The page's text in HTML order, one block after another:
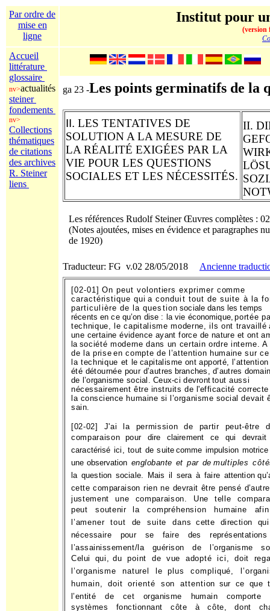
Par ordre de
mise en
ligne
Institut pour
(version
Accueil
littérature
glossaire
nv>actualités
steiner
fondements
nv>
Collections
thématiques
de citations
des archives
R. Steiner
liens
ga 23 -Les points germinatifs de la
II. LES TENTATIVES DE
SOLUTION A LA MESURE DE
LA RÉALITÉ EXIGÉES PAR LA
VIE POUR LES QUESTIONS
SOCIALES ET LES NÉCESSITÉS.
II.
Les références Rudolf Steiner Œuvres complètes :
(Notes ajoutées, mises en évidence et paragraphes
de 1920)
Traducteur: FG v.02 28/05/2018 Ancienne
[02-01] On peut volontiers exprimer comme
caractéristique qui a conduit tout de suite à la
particulière de la question sociale dans les temps
récents en ce qu’on dise : la vie économique, portée
technique, le capitalisme moderne, ils ont travaillé
une certaine évidence ayant force de nature et ont
la société moderne dans un certain ordre interne. A
de la prise en compte de l’attention humaine sur
la technique et le capitalisme ont apporté, l’attention
été détournée pour d’autres branches, d’autres
de l’organisme social. Ceux-ci devront tout aussi
nécessairement être instruits de l'efficacité correcte
la conscience humaine si l’organisme social devait
sain.
[02-02] J'ai la permission de partir peut-être
comparaison
pour dire clairement ce qui devrait
caractérisé ici, tout de suite comme impulsion motrice
une observation englobante et par de multiples
la question sociale. Mais il sera à faire attention
cette comparaison rien ne devrait être pensé
justement une comparaison. Une telle
peut soutenir
la compréhension humaine
l’amener tout de suite dans
cette direction
nécessaire pour se faire des représentations
l’assainissement/la guérison de l’organisme
Celui qui, du point de vue adopté ici, doit
l’organisme naturel le plus compliqué,
humain, doit orienté son attention sur ce que
l’entité de cet organisme humain comporte
systèmes fonctionnant côte à côte, dont